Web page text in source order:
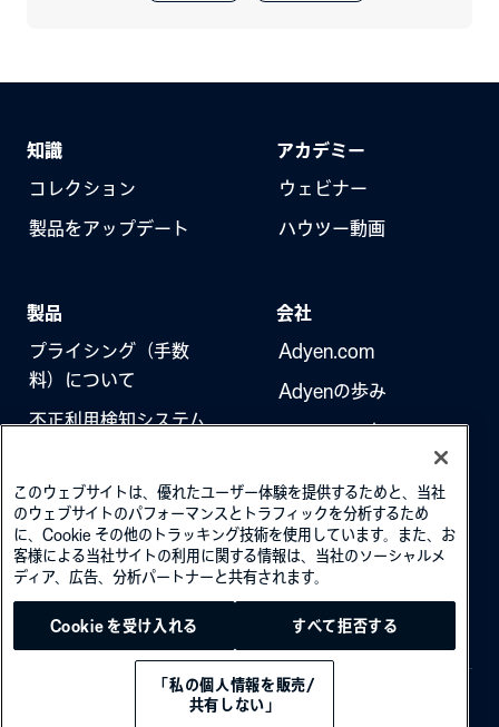
知識
コレクション
製品をアップデート
アカデミー
ウェビナー
ハウツー動画
製品
プライシング（手数
料）について
不正利用検知システム
証）
会社
Adyen.com
Adyenの歩み
ニュースレター
Disclaimer · © 2026 Adyen
このウェブサイトは、優れたユーザー体験を提供するためと、当社
のウェブサイトのパフォーマンスとトラフィックを分析するため
に、Cookie その他のトラッキング技術を使用しています。また、お
客様による当社サイトの利用に関する情報は、当社のソーシャルメ
ディア、広告、分析パートナーと共有されます。
Cookie を受け入れる すべて拒否する
「私の個人情報を販売/
共有しない」